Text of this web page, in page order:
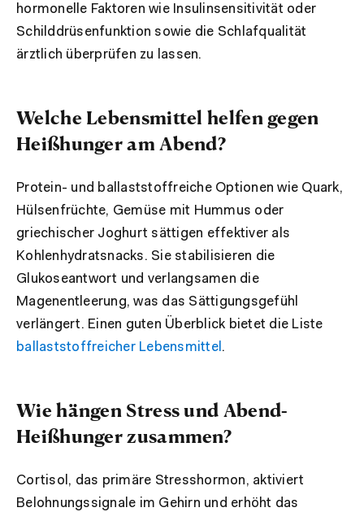
hormonelle Faktoren wie Insulinsensitivität oder
Schilddrüsenfunktion sowie die Schlafqualität
ärztlich überprüfen zu lassen.
Welche Lebensmittel helfen gegen
Heißhunger am Abend?
Protein- und ballaststoffreiche Optionen wie Quark,
Hülsenfrüchte, Gemüse mit Hummus oder
griechischer Joghurt sättigen effektiver als
Kohlenhydratsnacks. Sie stabilisieren die
Glukoseantwort und verlangsamen die
Magenentleerung, was das Sättigungsgefühl
verlängert. Einen guten Überblick bietet die Liste
ballaststoffreicher Lebensmittel .
Wie hängen Stress und Abend-
Heißhunger zusammen?
Cortisol, das primäre Stresshormon, aktiviert
Belohnungssignale im Gehirn und erhöht das